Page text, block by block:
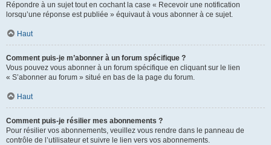
Répondre à un sujet tout en cochant la case « Recevoir une notification
lorsqu’une réponse est publiée » équivaut à vous abonner à ce sujet.
Haut
Comment puis-je m’abonner à un forum spécifique ?
Vous pouvez vous abonner à un forum spécifique en cliquant sur le lien
« S’abonner au forum » situé en bas de la page du forum.
Haut
Comment puis-je résilier mes abonnements ?
Pour résilier vos abonnements, veuillez vous rendre dans le panneau de
contrôle de l’utilisateur et suivre le lien vers vos abonnements.